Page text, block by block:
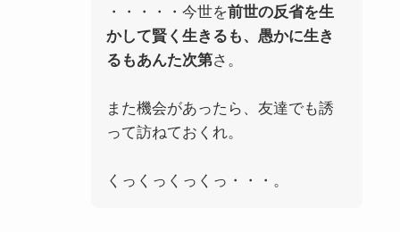
・・・・・今世を前世の反省を生
かして賢く生きるも、愚かに生き
るもあんた次第さ。
また機会があったら、友達でも誘
って訪ねておくれ。
くっくっくっくっ・・・。